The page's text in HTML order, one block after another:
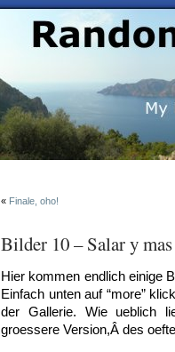
« Finale, oho!
Bilder 10 – Salar y mas
Hier kommen endlich einige
Einfach unten auf “more”
der Gallerie. Wie ueblich
groessere Version,Â des